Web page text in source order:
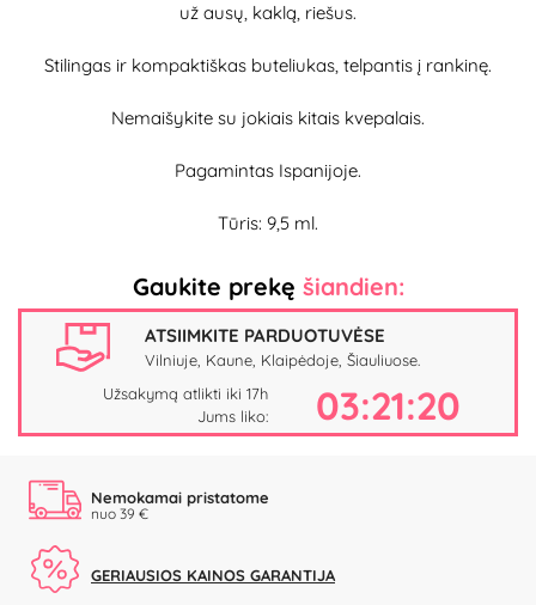
už ausų, kaklą, riešus.
Stilingas ir kompaktiškas buteliukas, telpantis į rankinę.
Nemaišykite su jokiais kitais kvepalais.
Pagamintas Ispanijoje.
Tūris: 9,5 ml.
Gaukite prekę šiandien:
ATSIIMKITE PARDUOTUVĖSE
Vilniuje, Kaune, Klaipėdoje, Šiauliuose.
Užsakymą atlikti iki 17h
Jums liko:
03:21:20
Nemokamai pristatome
nuo 39 €
GERIAUSIOS KAINOS GARANTIJA